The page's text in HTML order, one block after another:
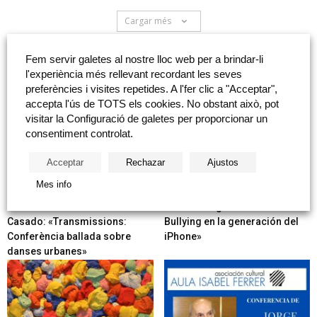
Cargar més
NOTICIAS DESTACADAS
Casado: «Transmissions:
Conferència ballada sobre
danses urbanes»
Bullying en la generación del
iPhone»
Fem servir galetes al nostre lloc web per a brindar-li
l'experiència més rellevant recordant les seves
preferències i visites repetides. A l'fer clic a "Acceptar",
accepta l'ús de TOTS els cookies. No obstant això, pot
visitar la Configuració de galetes per proporcionar un
consentiment controlat.
Acceptar Rechazar Ajustos
Mes info